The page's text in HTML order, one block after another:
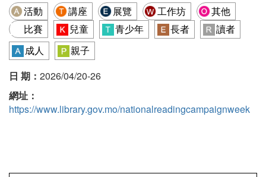
活動 講座 展覽 工作坊
其他
比賽
兒童 青少年 長者
讀者
成人
親子
日 期： 2026/04/20-26
網址：
https://www.library.gov.mo/nationalreadingcampaignweek